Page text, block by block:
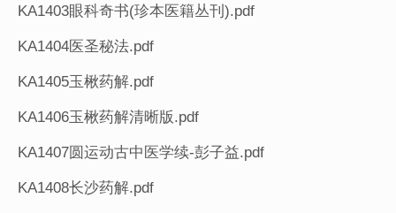
KA1403眼科奇书(珍本医籍丛刊).pdf
KA1404医圣秘法.pdf
KA1405玉楸药解.pdf
KA1406玉楸药解清晰版.pdf
KA1407圆运动古中医学续-彭子益.pdf
KA1408长沙药解.pdf